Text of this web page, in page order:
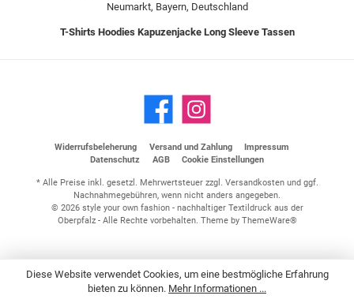
Neumarkt, Bayern, Deutschland
T-Shirts Hoodies Kapuzenjacke Long Sleeve Tassen
Widerrufsbeleherung Versand und Zahlung
Impressum
Datenschutz
AGB Cookie Einstellungen
* Alle Preise inkl. gesetzl. Mehrwertsteuer zzgl. Versandkostenund ggf.
Nachnahmegebühren, wenn nicht anders angegeben.
© 2026 style your own fashion - nachhaltiger Textildruck aus der
Oberpfalz - Alle Rechte vorbehalten. Theme by ThemeWare®
Diese Website verwendet Cookies, um eine bestmögliche Erfahrung
bieten zu können. Mehr Informationen ...